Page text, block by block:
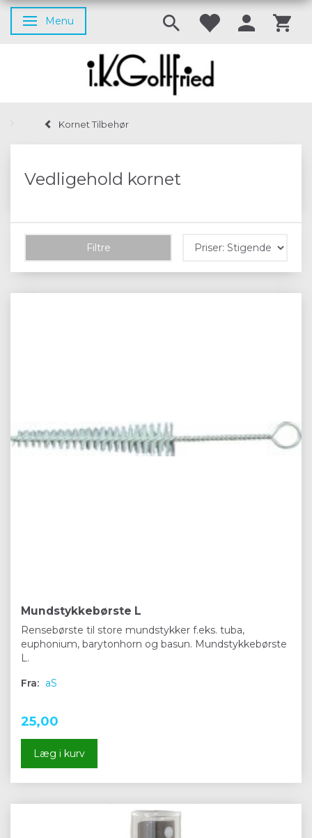
Skifte navigation
Menu
Kornet Tilbehør
Vedligehold kornet
Filtre
Mundstykkebørste L
Rensebørste til store mundstykker f.eks. tuba,
euphonium, barytonhorn og basun. Mundstykkebørste
L.
Fra: aS
25,00
Læg i kurv